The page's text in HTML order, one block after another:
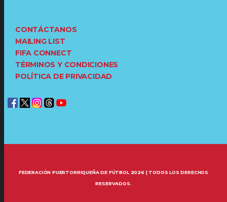
CONTÁCTANOS
MAILING LIST
FIFA CONNECT
TÉRMINOS Y CONDICIONES
POLÍTICA DE PRIVACIDAD
FEDERACIÓN PUERTORRIQUEÑA DE FÚTBOL 2026 | TODOS LOS DERECHOS
RESERVADOS.